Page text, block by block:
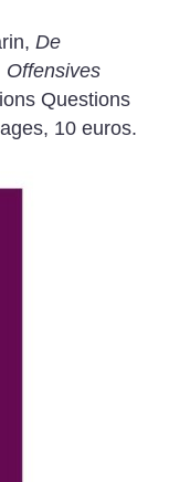
De
Offensives
Questions
10 euros.